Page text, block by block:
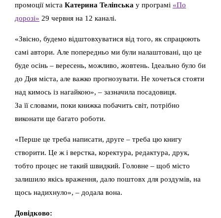
промоції міста Катерина Теліпська у програмі «По
дорозі» 29 червня на 12 каналі.
«Звісно, будемо відштовхуватися від того, як спрацюють
самі автори. Але попередньо ми були налаштовані, що це
буде осінь – вересень, можливо, жовтень. Ідеально було би
до Дня міста, але важко прогнозувати. Не хочеться стояти
над кимось із нагайкою», – зазначила посадовиця.
За її словами, поки книжка побачить світ, потрібно
виконати ще багато роботи.
«Перше це треба написати, друге – треба цю книгу
створити. Це ж і верстка, коректура, редактура, друк,
тобто процес не такий швидкий. Головне – щоб місто
залишило якісь враження, дало поштовх для роздумів, на
щось надихнуло», – додала вона.
Довідково: